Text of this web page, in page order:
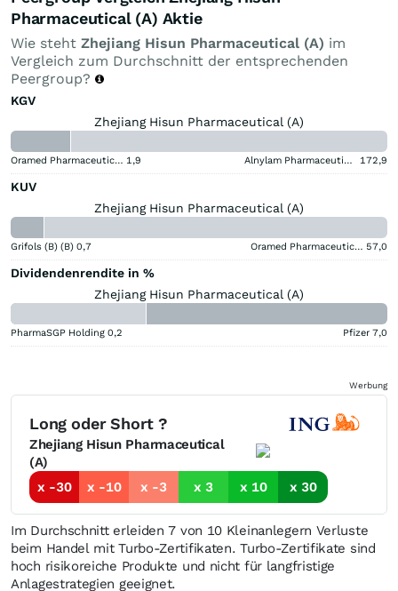
Pharmaceutical (A) Aktie
Wie steht Zhejiang Hisun Pharmaceutical (A) im
Vergleich zum Durchschnitt der entsprechenden
Peergroup?
KGV
Zhejiang Hisun Pharmaceutical (A)
Oramed Pharmaceuticals 1,9 Alnylam Pharmaceuticals 172,9
KUV
Zhejiang Hisun Pharmaceutical (A)
Grifols (B) (B) 0,7 Oramed Pharmaceuticals 57,0
Dividendenrendite in %
Zhejiang Hisun Pharmaceutical (A)
PharmaSGP Holding 0,2 Pfizer 7,0
Werbung
Long oder Short ?
Zhejiang Hisun Pharmaceutical
(A)
x -30
x -10 x -3 x 3 x 10 x 30
Im Durchschnitt erleiden 7 von 10 Kleinanlegern Verluste
beim Handel mit Turbo-Zertifikaten. Turbo-Zertifikate sind
hoch risikoreiche Produkte und nicht für langfristige
Anlagestrategien geeignet.